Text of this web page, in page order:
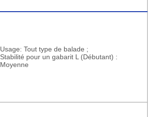
Usage: Tout type de balade ;
Stabilité pour un gabarit L (Débutant) :
Moyenne